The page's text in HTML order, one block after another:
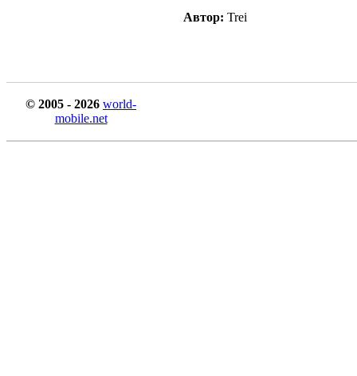
Автор: Trei
© 2005 - 2026 world-
mobile.net